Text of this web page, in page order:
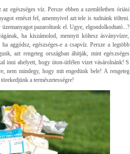
egészséges víz. Persze ebben a szemléletben óriási
emészt fel, amennyivel azt tele is tudnánk tölteni.
pazaroltunk el. Ugye, elgondolkodtató...?
ha kiszámolod, mennyit költesz ásványvízre,
aggódsz, egészséges-e a csapvíz. Persze a legtöbb
azt rengeteg országban áhitják, mint egészséges
inni ahelyett, hogy úton-útfélen vizet vásárolnánk! S
nem mindegy, hogy mit engedünk bele! A rengeteg
a természetességre!